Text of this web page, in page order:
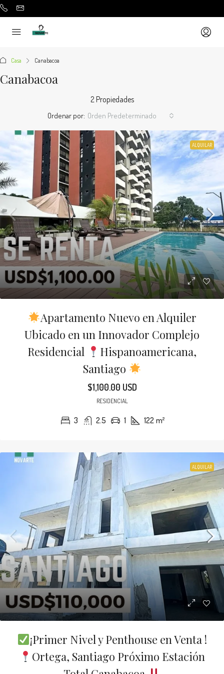
Casa Canabacoa
Canabacoa
2 Propiedades
Ordenar por: Orden Predeterminado
ALQUILAR
Apartamento Nuevo en Alquiler
Ubicado en un Innovador Complejo
Residencial
Hispanoamericana,
Santiago
$1,100.00 USD
RESIDENCIAL
3 2.5 1 122 m²
ALQUILAR
¡Primer Nivel y Penthouse en Venta !
Ortega, Santiago Próximo Estación